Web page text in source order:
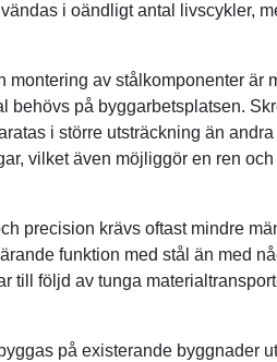
i oändligt antal livscykler,
montering av stålkomponenter är
behövs på byggarbetsplatsen.
i större utsträckning än
vilket även möjliggör en ren
precision krävs oftast mindre
funktion med stål än med
till följd av tunga
på existerande byggnader